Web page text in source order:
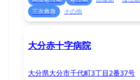
三次救急
その他
大分赤十字病院
大分県大分市千代町3丁目2番37号